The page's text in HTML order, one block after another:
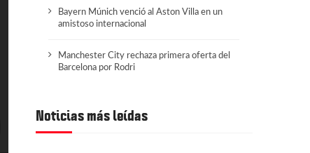
Bayern Múnich venció al Aston Villa en un
amistoso internacional
Manchester City rechaza primera oferta del
Barcelona por Rodri
Noticias más leídas